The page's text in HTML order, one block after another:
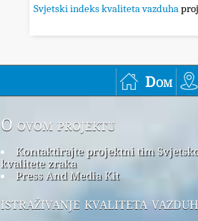
Svjetski indeks kvaliteta vazduha
Dom
O ovom projektu
Kontaktirajte projektni tim
kvalitete zraka
Press And Media Kit
istraživanje kvaliteta